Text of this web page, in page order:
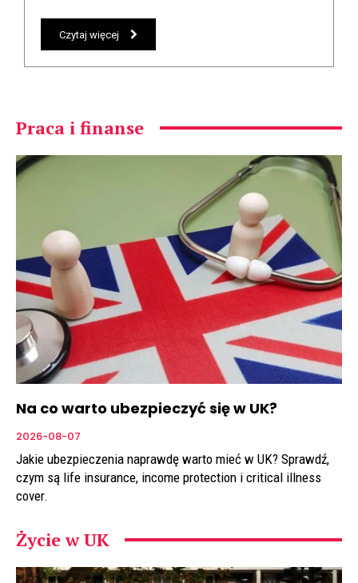
Czytaj więcej
Praca i finanse
Na co warto ubezpieczyć się w UK?
2026-08-07
Jakie ubezpieczenia naprawdę warto mieć w UK? Sprawdź,
czym są life insurance, income protection i critical illness
cover.
Życie w UK